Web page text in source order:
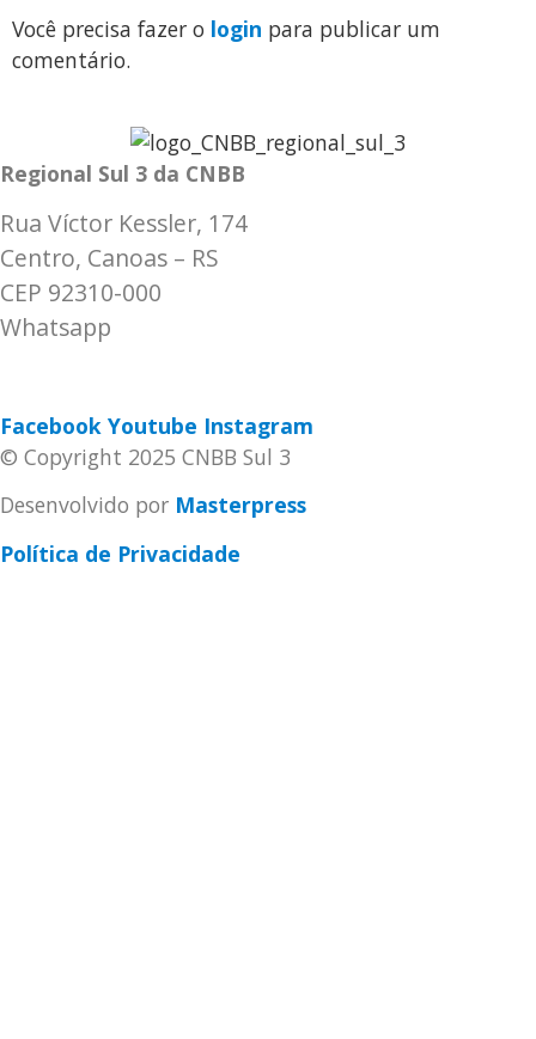
Você precisa fazer o login para publicar um
comentário.
Regional Sul 3 da CNBB
Rua Víctor Kessler, 174
Centro, Canoas – RS
CEP 92310-000
Whatsapp
Facebook Youtube Instagram
© Copyright 2025 CNBB Sul 3
Desenvolvido por Masterpress
Política de Privacidade